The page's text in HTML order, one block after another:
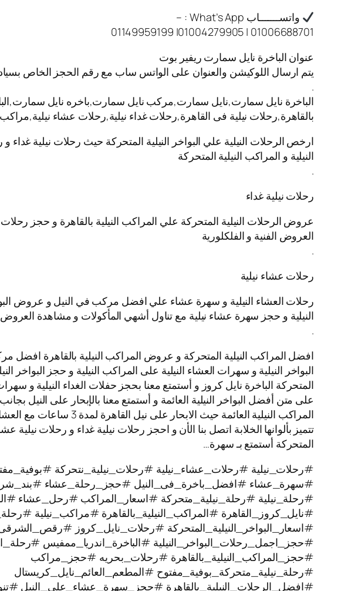
واتســـــــاب What’s App : –
01006688701 | 01004279905| 01149959199
عنوان الباخرة نايل سمارت ريفير بوت
يتم ارسال اللوكيشن والعنوان على الواتس ساب مع رقم الحجز الخاص
.
الباخرة نايل سمارت,نايل سمارت,مركب نايل سمارت,باخره نايل
بالقاهرة,رحلات نيلية فى القاهرة,رحلات غداء نيلية,رحلات عشاء
ارخص الرحلات النيلية علي البواخر النيلية المتحركة حيث رحلات نيلية
النيلية و المراكب النيلية المتحركة
.
رحلات نيلية غداء
عروض الرحلات النيلية المتحركة علي المراكب النيلية بالقاهرة و حجز
العروض الفنية و الفلكلورية
.
رحلات عشاء نيلية
رحلات العشاء النيلية و سهرة عشاء علي افضل مركب في النيل و عروض
النيلية و حجز سهرة عشاء نيلية مع تناول أشهي المأكولات و مشاهدة العروض
.
افضل المراكب النيلية المتحركة و عروض المراكب النيلية بالقاهرة افضل
البواخر النيلية و سهرات العشاء النيلية على المراكب النيلية و حجز البواخر
المتحركة الباخرة نايل كروز و أستمتع معنا بحجز حفلات الغداء النيلية و
على متن أفضل البواخر النيلية العائمة و أستمتع معنا بالإبحار على النيل
المراكب النيلية
المتحركة أستمتع بـ سهرة…
#رحلات_نيلية #رحلات_عشاء_نيلية #رحلات_نيلية_نتحركة
#سهرة_عشاء #افضل_باخرة_فى_النيل #حجز_رحلة_عشاء
#رحلة_نيلية #رحلة_نيلية_متحركة #اسعار_المراكب #رحل_عشاء
#نايل_كروز_القاهرة #المراكب_النيلية_بالقاهرة #مراكب_نيلية
#اسعار_البواخر_النيلية_المتحركة #رحلات_نايل_كروز
#حجز_اجمل_رحلات_البواخر_النيلية #الباخرة_اندريا_ممفيس
#حجز_المراكب_النيلية_بالقاهرة #رحلات_بحريه #حجز_مراكب
#رحلة_نيلية_متحركة_بوفية_مفتوح #المطعم_العائم_نايل_كريستال
#افضل_الرحلات_النيلية_بالقاهرة #حجز_سهرة_عشاء_على_النيل